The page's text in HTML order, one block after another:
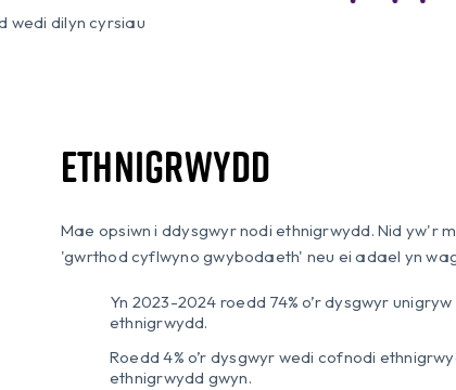
wedi dilyn cyrsiau
Ethnigrwydd
Mae opsiwn i ddysgwyr nodi ethnigrwydd. Nid yw'r
'gwrthod cyflwyno gwybodaeth' neu ei adael yn
Yn 2023-2024 roedd 74% o’r dysgwyr
ethnigrwydd.
Roedd 4% o’r dysgwyr wedi cofnodi
ethnigrwydd gwyn.